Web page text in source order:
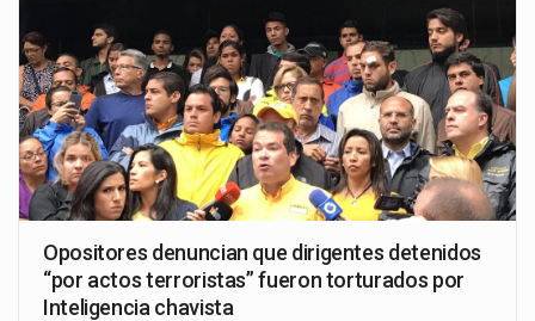
Opositores denuncian que dirigentes detenidos
“por actos terroristas” fueron torturados por
Inteligencia chavista